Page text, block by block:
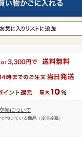
換について
ついている商品（冷凍冷蔵）